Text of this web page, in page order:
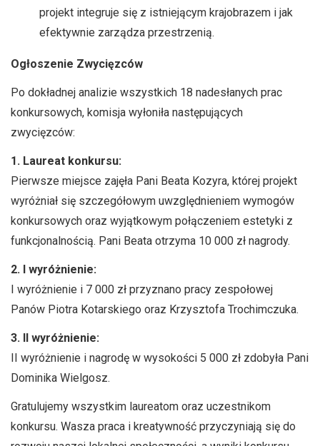
projekt integruje się z istniejącym krajobrazem i jak
efektywnie zarządza przestrzenią.
Ogłoszenie Zwycięzców
Po dokładnej analizie wszystkich 18 nadesłanych prac
konkursowych, komisja wyłoniła następujących
zwycięzców:
1. Laureat konkursu:
Pierwsze miejsce zajęła Pani Beata Kozyra, której projekt
wyróżniał się szczegółowym uwzględnieniem wymogów
konkursowych oraz wyjątkowym połączeniem estetyki z
funkcjonalnością. Pani Beata otrzyma 10 000 zł nagrody.
2. I wyróżnienie:
I wyróżnienie i 7 000 zł przyznano pracy zespołowej
Panów Piotra Kotarskiego oraz Krzysztofa Trochimczuka.
3. II wyróżnienie:
II wyróżnienie i nagrodę w wysokości 5 000 zł zdobyła Pani
Dominika Wielgosz.
Gratulujemy wszystkim laureatom oraz uczestnikom
konkursu. Wasza praca i kreatywność przyczyniają się do